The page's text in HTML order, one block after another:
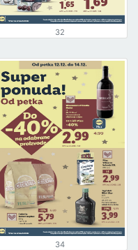
32
34